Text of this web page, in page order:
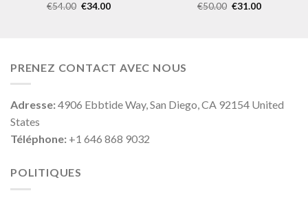
€54.00 €34.00
€50.00 €31.00
PRENEZ CONTACT AVEC NOUS
Adresse:4906 Ebbtide Way, San Diego, CA 92154 United
States
Téléphone: +1 646 868 9032
POLITIQUES